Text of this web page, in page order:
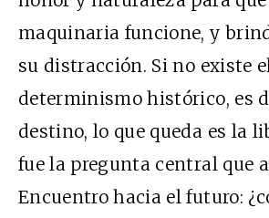
maquinaria funcione, y
su distracción. Si no existe
determinismo histórico, es
destino, lo que queda es la
fue la pregunta central que
Encuentro hacia el futuro: